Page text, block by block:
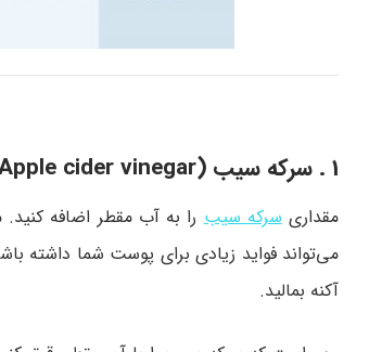
1 . سرکه سیب (Apple cider vinegar)
مقداریسرکه سیبرا به آب مقطر اضافه
می‌تواند فواید زیادی برای پوست شما
آکنه بمالید.